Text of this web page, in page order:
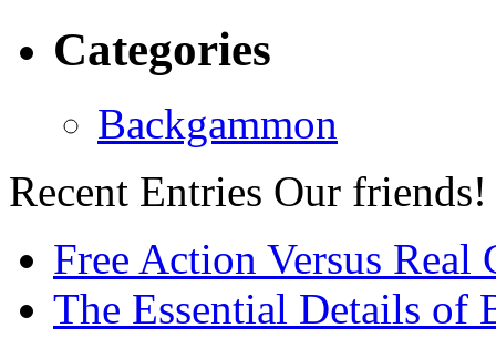
Categories
Backgammon
Recent Entries Our friends!
Free Action Versus Real
The Essential Details of